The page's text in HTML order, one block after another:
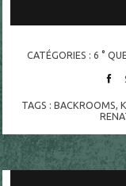
CATÉGORIES :6 °
TAGS :BACKROOMS,